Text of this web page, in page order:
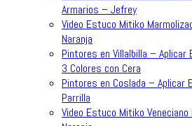
Armarios – Jefrey
Video Estuco Mitiko
Naranja
Pintores en Villalbilla –
3 Colores con Cera
Pintores en Coslada – Aplicar
Parrilla
Video Estuco Mitiko